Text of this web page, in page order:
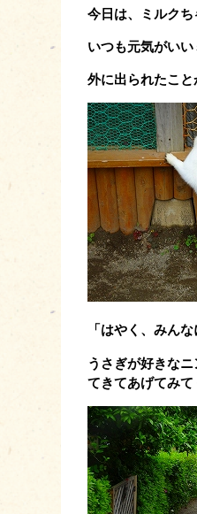
今日は、ミルク
いつも元気がい
外に出られたこ
「はやく、みん
うさぎが好きな
てきてあげてみ